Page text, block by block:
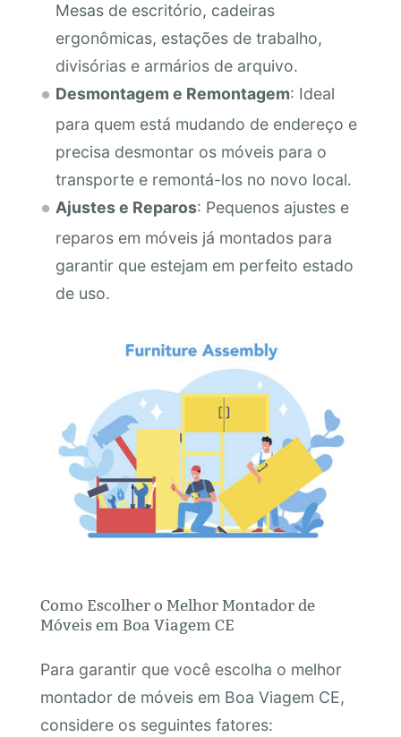
Mesas de escritório, cadeiras
ergonômicas, estações de trabalho,
divisórias e armários de arquivo.
Desmontagem e Remontagem: Ideal
para quem está mudando de endereço e
precisa desmontar os móveis para o
transporte e remontá-los no novo local.
Ajustes e Reparos: Pequenos ajustes e
reparos em móveis já montados para
garantir que estejam em perfeito estado
de uso.
Como Escolher o Melhor Montador de
Móveis em Boa Viagem CE
Para garantir que você escolha o melhor
montador de móveis em Boa Viagem CE,
considere os seguintes fatores: